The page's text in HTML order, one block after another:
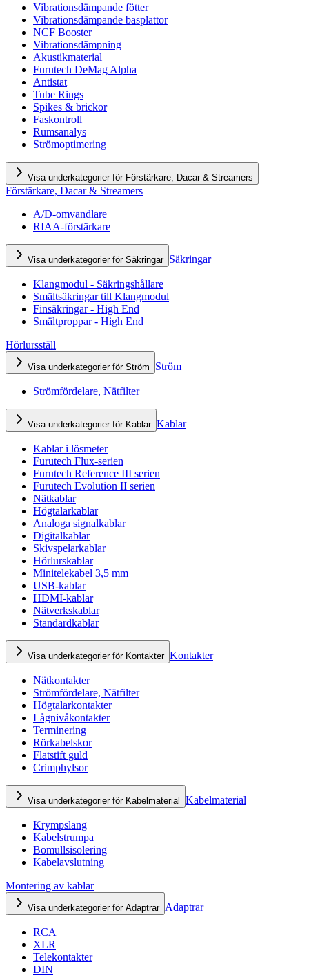
Vibrationsdämpande fötter
Vibrationsdämpande basplattor
NCF Booster
Vibrationsdämpning
Akustikmaterial
Furutech DeMag Alpha
Antistat
Tube Rings
Spikes & brickor
Faskontroll
Rumsanalys
Strömoptimering
Visa underkategorier för Förstärkare, Dacar & Streamers
Förstärkare, Dacar & Streamers
A/D-omvandlare
RIAA-förstärkare
Visa underkategorier för Säkringar Säkringar
Klangmodul - Säkringshållare
Smältsäkringar till Klangmodul
Finsäkringar - High End
Smältproppar - High End
Hörlursställ
Visa underkategorier för Ström Ström
Strömfördelare, Nätfilter
Visa underkategorier för Kablar Kablar
Kablar i lösmeter
Furutech Flux-serien
Furutech Reference III serien
Furutech Evolution II serien
Nätkablar
Högtalarkablar
Analoga signalkablar
Digitalkablar
Skivspelarkablar
Hörlurskablar
Minitelekabel 3,5 mm
USB-kablar
HDMI-kablar
Nätverkskablar
Standardkablar
Visa underkategorier för Kontakter Kontakter
Nätkontakter
Strömfördelare, Nätfilter
Högtalarkontakter
Lågnivåkontakter
Terminering
Rörkabelskor
Flatstift guld
Crimphylsor
Visa underkategorier för Kabelmaterial Kabelmaterial
Krympslang
Kabelstrumpa
Bomullsisolering
Kabelavslutning
Montering av kablar
Visa underkategorier för Adaptrar Adaptrar
RCA
XLR
Telekontakter
DIN